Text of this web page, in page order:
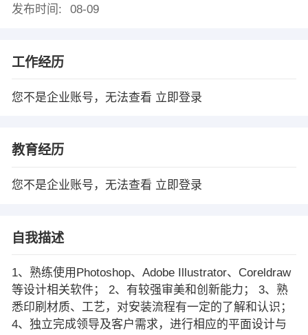
发布时间:
08-09
工作经历
您不是企业账号，无法查看 立即登录
教育经历
您不是企业账号，无法查看 立即登录
自我描述
1、熟练使用Photoshop、Adobe Illustrator、Coreldraw
等设计相关软件； 2、有较强审美和创新能力； 3、熟
悉印刷材质、工艺，对安装流程有一定的了解和认识；
4、独立完成领导及客户需求，进行相应的平面设计与